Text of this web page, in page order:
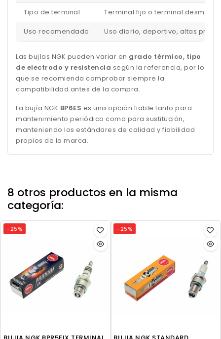
Tipo de terminal Terminal fijo o terminal
Uso recomendado Uso diario, deportivo, altas
Las bujías NGK pueden variar en grado térmico, tipo
de electrodo y resistencia según la referencia, por lo
que se recomienda comprobar siempre la
compatibilidad antes de la compra.
La bujía NGK BP6ES es una opción fiable tanto para
mantenimiento periódico como para sustitución,
manteniendo los estándares de calidad y fiabilidad
propios de la marca.
8 otros productos en la misma
categoría:
-25% -25%